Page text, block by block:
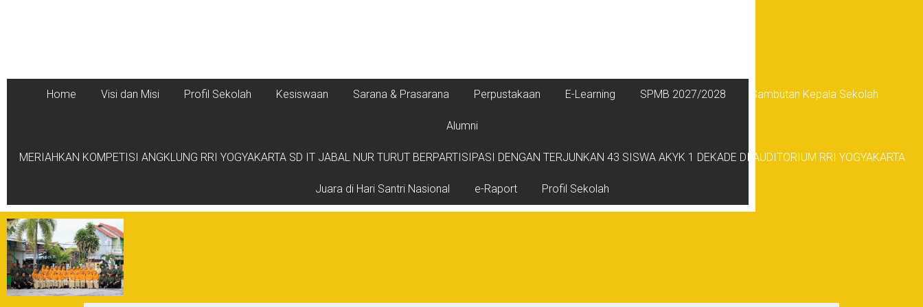
Home Visi dan Misi Profil Sekolah Kesiswaan Sarana & Prasarana Perpustakaan E-Learning SPMB 2027/2028 Sambutan Kepala Sekolah
Alumni
MERIAHKAN KOMPETISI ANGKLUNG RRI YOGYAKARTA SD IT JABAL NUR TURUT BERPARTISIPASI DENGAN TERJUNKAN 43 SISWA AKYK 1 DEKADE DI AUDITORIUM RRI YOGYAKARTA
Juara di Hari Santri Nasional e-Raport Profil Sekolah